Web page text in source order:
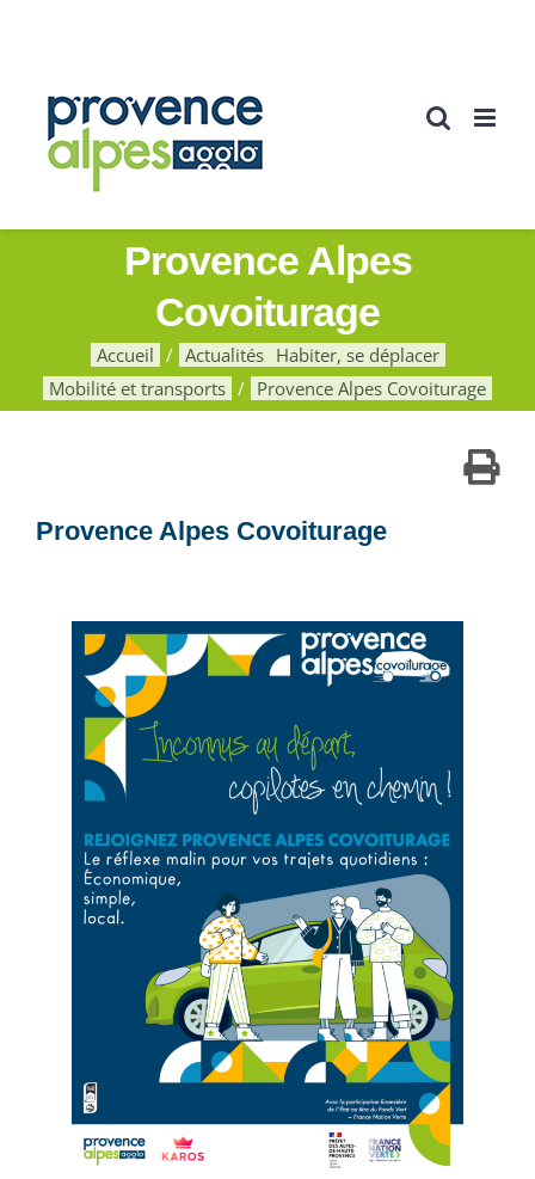
Provence Alpes
Covoiturage
Accueil Actualités Habiter, se déplacer
Mobilité et transports
Provence Alpes Covoiturage
Provence Alpes Covoiturage